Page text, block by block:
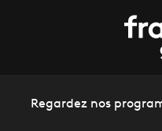
Regardez nos